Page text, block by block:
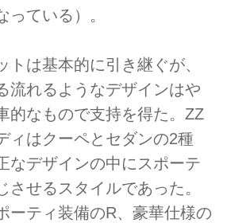
っている）。
トは基本的に引き継ぐが、
流れるようなデザインはや
的なもので支持を得た。ZZ
ィはクーペとセダンの2種
なデザインの中にスポーテ
させるスタイルであった。
ーティ装備のR、豪華仕様の